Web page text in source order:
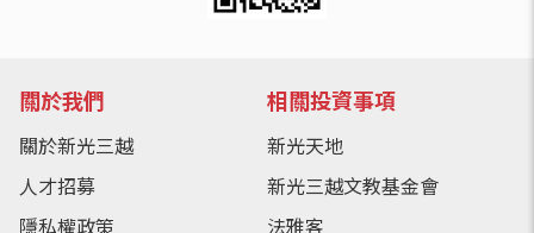
關於我們
關於新光三越
人才招募
隱私權政策
相關投資事項
新光天地
新光三越文教基金會
法雅客